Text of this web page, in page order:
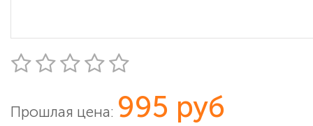
Прошлая цена: 995 руб